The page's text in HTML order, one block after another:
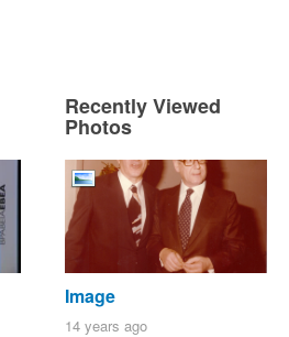
Recently Viewed
Photos
Image
14 years ago